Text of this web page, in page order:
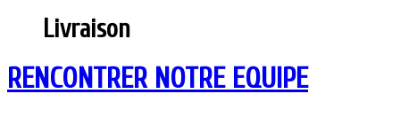
Livraison
RENCONTRER NOTRE EQUIPE